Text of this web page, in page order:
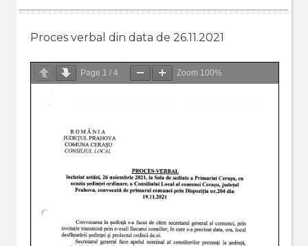
Proces verbal din data de 26.11.2021
Page 1 / 4 Zoom 100%